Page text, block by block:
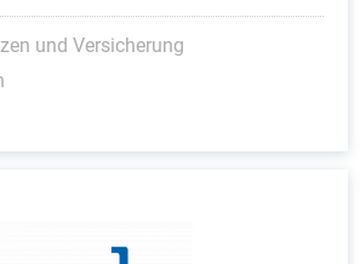
und Versicherung